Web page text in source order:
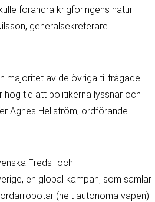
förändra krigföringens natur i
generalsekreterare
majoritet av de övriga tillfrågade
hög tid att politikerna lyssnar och
Agnes Hellström, ordförande
Freds- och
en global kampanj som samlar
(helt autonoma vapen).